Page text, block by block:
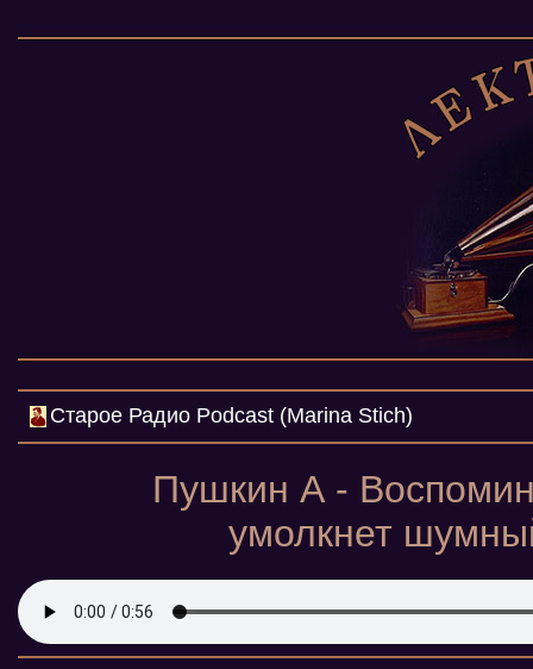
Cтарое Радио Podcast (Marina Stich)
Пушкин А -
умолкнет